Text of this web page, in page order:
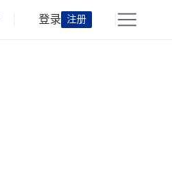
登录 注册